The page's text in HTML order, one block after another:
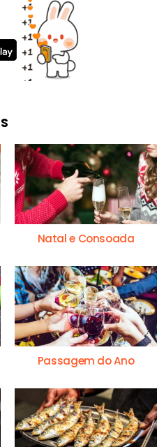
Natal e Consoada
Passagem do Ano